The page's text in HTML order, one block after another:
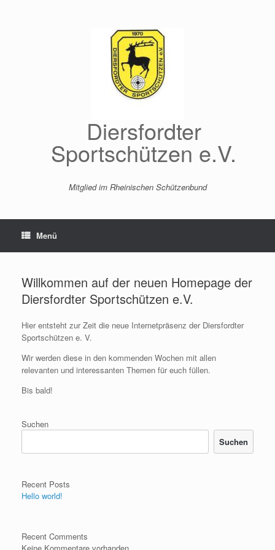
Diersfordter
Sportschützen e.V.
Mitglied im Rheinischen Schützenbund
Menü
Willkommen auf der neuen Homepage der
Diersfordter Sportschützen e.V.
Hier entsteht zur Zeit die neue Internetpräsenz der Diersfordter
Sportschützen e. V.
Wir werden diese in den kommenden Wochen mit allen
relevanten und interessanten Themen für euch füllen.
Bis bald!
Suchen
Suchen
Recent Posts
Hello world!
Recent Comments